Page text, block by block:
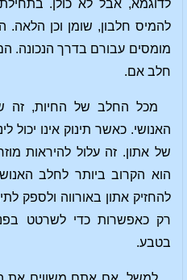
לדוגמא, אבל לא כולן. בתחילת
להמיס חלבון, שומן וכן
מומסים עבורם בדרך הנכונה.
חלב אם.
מכל החלב של החיות, זה
האנושי. כאשר תינוק אינו יכול
של אתון. זה עלול להיראות
הוא הקרוב ביותר לחלב
להחזיק אתון באורווה ולספק
רק כאפשרות כדי לשרטט
בטבע.